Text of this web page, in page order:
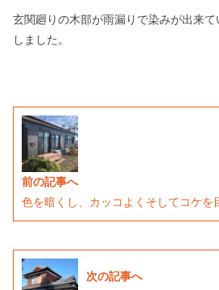
玄関廻りの木部が雨漏りで染みが出来
しました。
前の記事へ
色を暗くし、カッコよくそしてコケを
次の記事へ